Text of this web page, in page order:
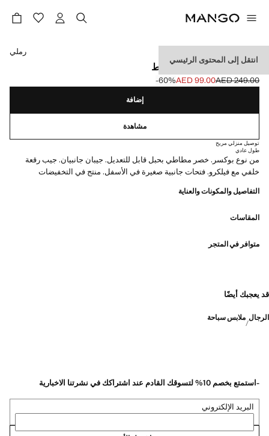
انتقل إلى المحتوى الرئيسي
ملابس سباحة أساسية برباط
السعر الأول محذوف [AED 249.00 ]
AED 249.00
السعر الحالي [AED 99.00 ]AED 99.00
‎-60‎%‎
حدد اللون
رملي
إضافة
مشاهدة
توصيل منزلي مريح
طول عادي
من نوع بوكسر. خصر مطاطي بحبل قابل للتعديل. جيبان جانبيان. جيب رقعة
خلفي مع فيلكرو. فتحات جانبية صغيرة في الأسفل. منتج في التخفيضات
التفاصيل والمكونات والعناية
المقاسات
متوافر في المتجر
قد يعجبك أيضًا
الرجال ملابس سباحة
-استمتع بخصم 10% لتسوقك القادم عند اشتراكك في نشرتنا الاخبارية
البريد الإلكتروني